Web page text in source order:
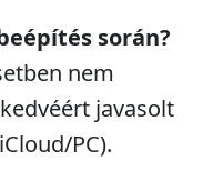
során?
nem
javasolt
PC).